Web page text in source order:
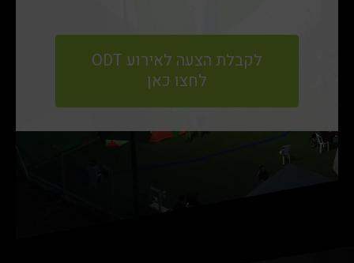
המדויק עבורכם!
עבודת המשתתפים, ומיישמים בתרגיל הבא.
המשתתפים מחברים את התובנות לתהליכי העבודה
לקבלת הצעה לאירוע ODT
לחצו כאן